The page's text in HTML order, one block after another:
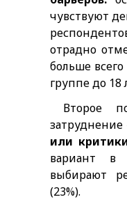
чувствуют
отрадно
больше
группе до 18
Второе по
или
вариант в
выбирают
(23%).